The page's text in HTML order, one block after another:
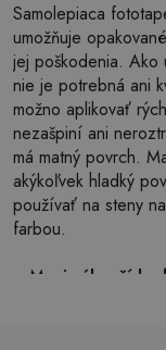
Samolepiaca
umožňuje
jej poškodenia. Ako
nie je potrebná ani
možno aplikovať
nezašpiní ani
má matný povrch.
akýkoľvek hladký
používať na steny
farbou.
Maximálna